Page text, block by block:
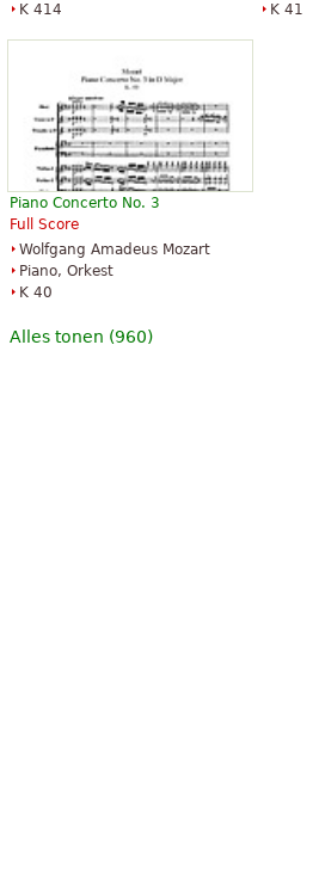
K 414
K 41
Piano Concerto No. 3
Full Score
Wolfgang Amadeus Mozart
Piano, Orkest
K 40
Alles tonen (960)